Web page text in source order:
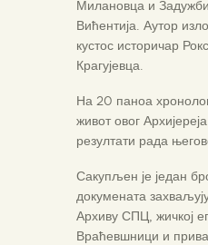
Милановца и
Вићентија. Аутор
кустос историчар
Крагујевца.
На 20 паноа
живот овог
резултати рада
Сакупљен је један
докумената
Архиву СПЦ, жичкој
Враћевшници и